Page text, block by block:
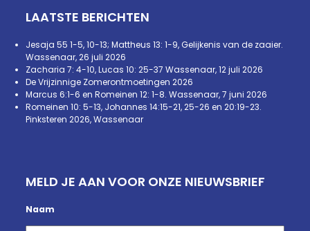
LAATSTE BERICHTEN
Jesaja 55 1-5, 10-13; Mattheus 13: 1-9, Gelijkenis van de zaaier.
Wassenaar, 26 juli 2026
Zacharia 7: 4-10, Lucas 10: 25-37 Wassenaar, 12 juli 2026
De Vrijzinnige Zomerontmoetingen 2026
Marcus 6:1-6 en Romeinen 12: 1-8. Wassenaar, 7 juni 2026
Romeinen 10: 5-13, Johannes 14:15-21, 25-26 en 20:19-23.
Pinksteren 2026, Wassenaar
MELD JE AAN VOOR ONZE NIEUWSBRIEF
Naam